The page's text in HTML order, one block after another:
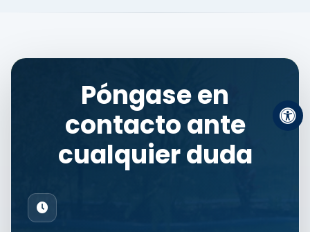
Póngase en
contacto ante
cualquier duda